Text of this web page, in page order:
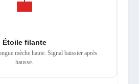
Étoile filante
mèche haute. Signal baissier après
hausse.